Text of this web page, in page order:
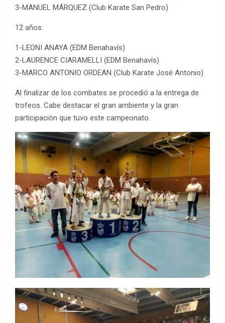
3-MANUEL MÁRQUEZ (Club Karate San Pedro)
12 años:
1-LEONI ANAYA (EDM Benahavís)
2-LAURENCE CIARAMELLI (EDM Benahavís)
3-MARCO ANTONIO ORDEAN (Club Karate José Antonio)
Al finalizar de los combates se procedió a la entrega de
trofeos. Cabe destacar el gran ambiente y la gran
participación que tuvo este campeonato.